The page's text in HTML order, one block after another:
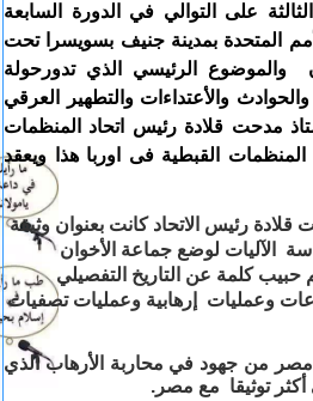
على التوالي في الدورة السابعة
المتحدة بمدينة جنيف بسويسرا تحت
والموضوع الرئيسي الذي تدورحولة
والأعتداءات والتطهير العرقي
مدحت قلادة رئيس اتحاد المنظمات
المنظمات القبطية فى اوربا هذا ويعقد
قلادة رئيس الاتحاد كانت بعنوان وثيقة
الآليات لوضع جماعة الأخوان
حبيب كلمة عن التاريخ التفصيلي
وعمليات إرهابية وعمليات تصفيات
مصر من جهود في محاربة الأرهاب الذي
أكثر توثيقا مع مصر.